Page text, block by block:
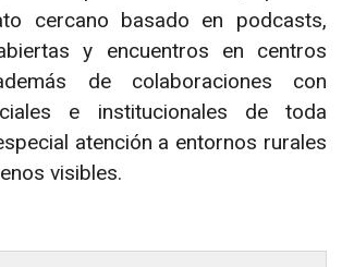
cercano basado en podcasts,
y encuentros en centros
de colaboraciones con
e institucionales de toda
atención a entornos rurales
visibles.